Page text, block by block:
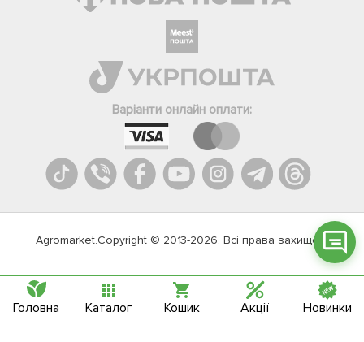
Варіанти онлайн оплати:
Agromarket.Copyright © 2013-2026. Всі права захищені
Телеграм
Вайбер
Онлайн чат
Головна Каталог Кошик Акції Новинки